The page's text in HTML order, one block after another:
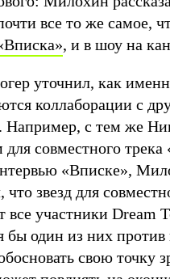
все то же самое,
, и в шоу на
уточнил, как
коллаборации с
Например, с тем же
совместного трека
«Вписке»,
что звезд для
все участники Dream
бы один из них
свою точку